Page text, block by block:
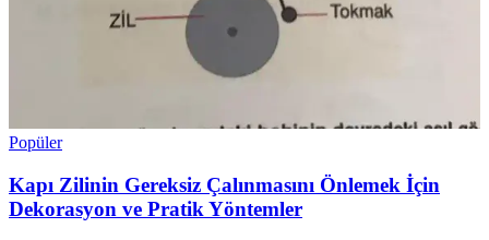
Popüler
Kapı Zilinin Gereksiz Çalınmasını Önlemek İçin
Dekorasyon ve Pratik Yöntemler